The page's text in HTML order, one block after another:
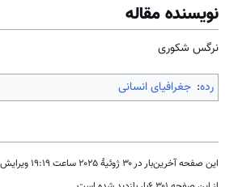
نویسنده مقاله
نرگس شکوری
رده: جغرافیای انسانی
این صفحه آخرین‌بار در ‏۳۰ ژوئیهٔ ۲۰۲۵ ساعت ‏۱۹:۱۹ ویرایش شده است.